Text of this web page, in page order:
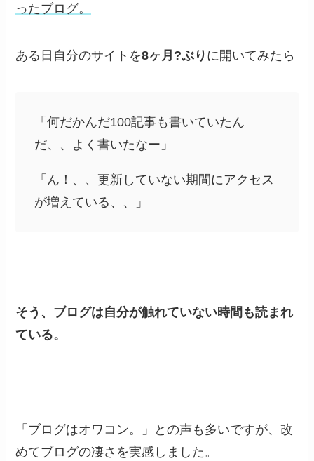
ったブログ。
ある日自分のサイトを8ヶ月?ぶり に開いてみたら
「何だかんだ100記事も書いていたん
だ、、よく書いたなー」
「ん！、、更新していない期間にアクセス
が増えている、、」
そう、ブログは自分が触れていない時間も読まれ
ている。
「ブログはオワコン。」との声も多いですが、改
めてブログの凄さを実感しました。